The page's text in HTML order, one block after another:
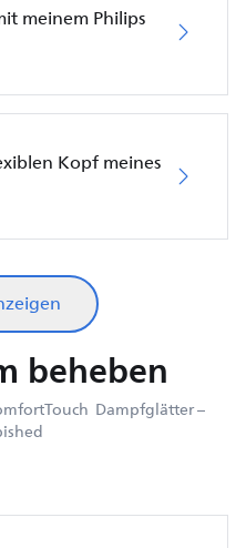
meinem Philips
Kopf meines
beheben
Dampfglätter –